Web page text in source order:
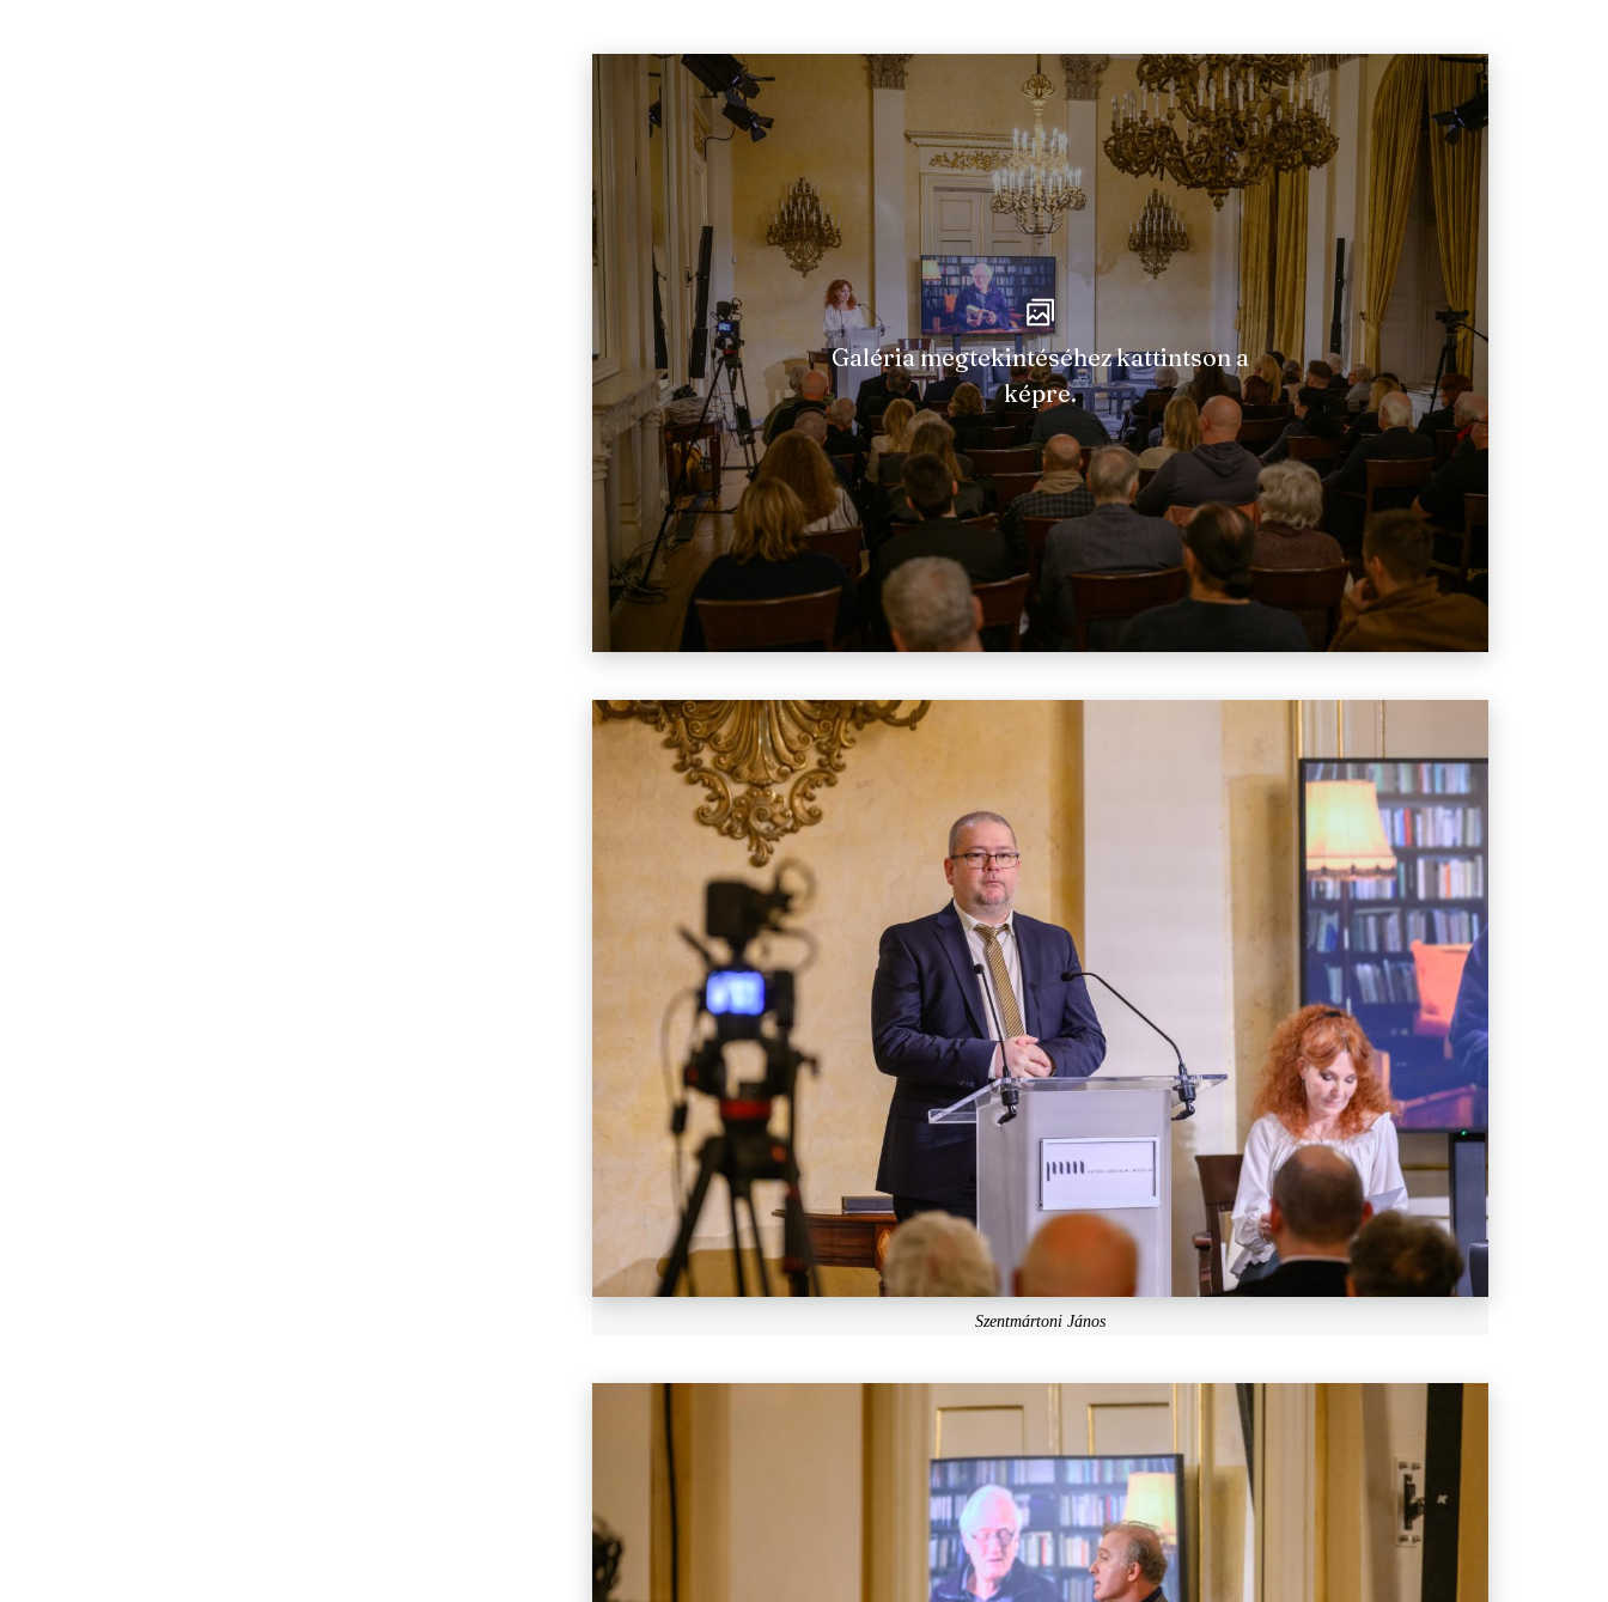
Galéria megtekintéséhez kattintson a
képre.
Szentmártoni János